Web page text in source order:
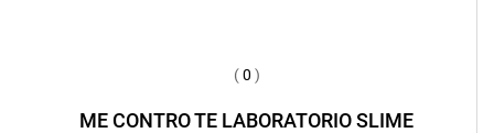
(0 )
ME CONTRO TE LABORATORIO SLIME